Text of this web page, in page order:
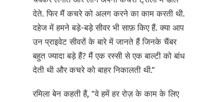
देते. फिर मैं कचरे को अलग करने का काम करती थी.
दहेज में हमने बड़े-बड़े सीवर भी साफ़ किए हैं. क्या आप
उन प्राइवेट सीवरों के बारे में जानते हैं जिनके चैंबर
बहुत ज्यादा बड़े हैं? मैं एक रस्सी से एक बाल्टी को बांध
देती थी और कचरे को बाहर निकालती थी.”
रमिला बेन कहती हैं, "वे हमें हर रोज़ के काम के लिए